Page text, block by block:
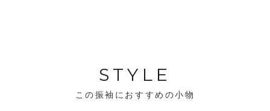
STYLE
この振袖におすすめの小物